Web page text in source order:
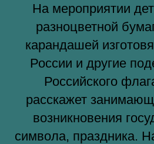
На мероприятии
разноцветной
карандашей
России и другие
Российского
расскажет
возникновения
символа, праздника.